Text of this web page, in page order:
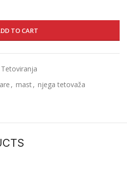
TO CART
, mast, njega tetovaža